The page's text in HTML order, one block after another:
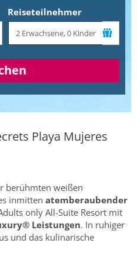
Reiseteilnehmer
Playa Mujeres
berühmten weißen
inmitten atemberaubender
only All-Suite Resort mit
Leistungen. In ruhiger
und das kulinarische